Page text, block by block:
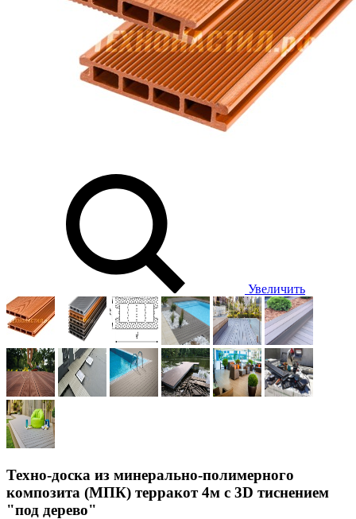
Увеличить
Техно-доска из минерально-полимерного
композита (МПК) терракот 4м с 3D тиснением
"под дерево"